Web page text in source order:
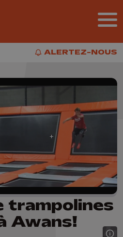
ALERTEZ-NOUS
ALERTEZ-NOUS
trampolines
Awans!